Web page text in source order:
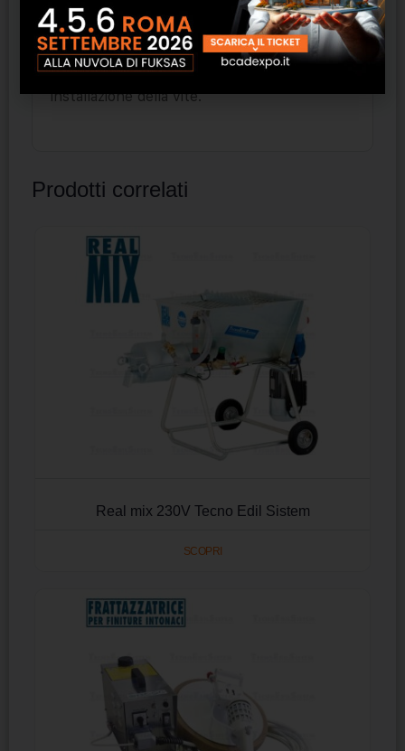
lastre.
6. Lamelle anti-rotazione
Il tassello non si muove in fase di
installazione della vite.
Prodotti correlati
Real mix 230V Tecno Edil Sistem
SCOPRI